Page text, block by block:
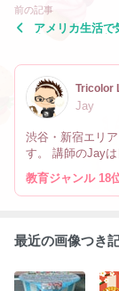
前の記事
アメリカ生活で
Tricolor
Jay
渋谷・新宿エリ
す。 講師のJay
す。 なので英会
違い、海外生活の
教育ジャンル 18
最近の画像つき